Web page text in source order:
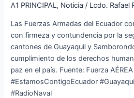
A1 PRINCIPAL, Noticia / Lcdo. Rafael
Las Fuerzas Armadas del Ecuador
con firmeza y contundencia por la
cantones de Guayaquil y
cumplimiento de los derechos
paz en el país. Fuente: Fuerza
#EstamosContigoEcuador
#RadioNaval
Guayaquil
Samborondón